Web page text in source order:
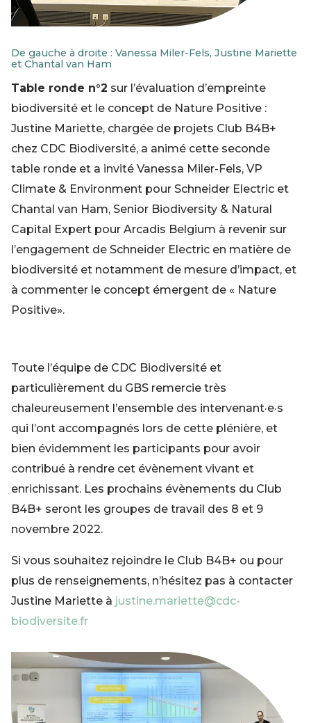
De gauche à droite : Vanessa Miler-Fels, Justine Mariette
et Chantal van Ham
Table ronde n°2 sur l’évaluation d’empreinte
biodiversité et le concept de Nature Positive :
Justine Mariette, chargée de projets Club B4B+
chez CDC Biodiversité, a animé cette seconde
table ronde et a invité Vanessa Miler-Fels, VP
Climate & Environment pour Schneider Electric et
Chantal van Ham, Senior Biodiversity & Natural
Capital Expert pour Arcadis Belgium à revenir sur
l’engagement de Schneider Electric en matière de
biodiversité et notamment de mesure d’impact, et
à commenter le concept émergent de « Nature
Positive».
Toute l’équipe de CDC Biodiversité et
particulièrement du GBS remercie très
chaleureusement l’ensemble des intervenant·e·s
qui l’ont accompagnés lors de cette plénière, et
bien évidemment les participants pour avoir
contribué à rendre cet évènement vivant et
enrichissant. Les prochains évènements du Club
B4B+ seront les groupes de travail des 8 et 9
novembre 2022.
Si vous souhaitez rejoindre le Club B4B+ ou pour
plus de renseignements, n’hésitez pas à contacter
Justine Mariette à justine.mariette@cdc-
biodiversite.fr